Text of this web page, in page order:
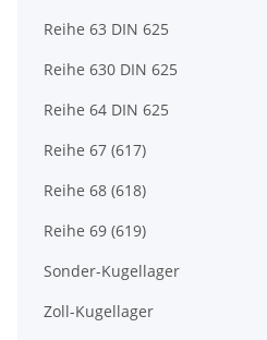
Reihe 63 DIN 625
Reihe 630 DIN 625
Reihe 64 DIN 625
Reihe 67 (617)
Reihe 68 (618)
Reihe 69 (619)
Sonder-Kugellager
Zoll-Kugellager